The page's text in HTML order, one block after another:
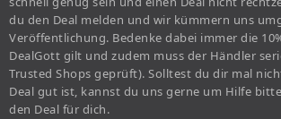
du den Deal melden und wir kümmern uns
Veröffentlichung. Bedenke dabei immer die
DealGott gilt und zudem muss der Händler
Trusted Shops geprüft). Solltest du dir mal
Deal gut ist, kannst du uns gerne um Hilfe
den Deal für dich.